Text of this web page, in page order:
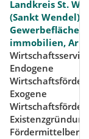
Landkreis St.
(Sankt Wendel),
Gewerbeflächen
immobilien,
Endogene
Exogene